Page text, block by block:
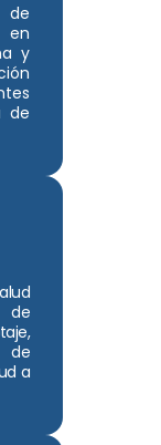
en
y
de
de
de
a